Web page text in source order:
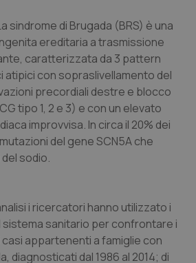
Giulia
coronaropatie
sindrome di Brugada (BRS) è una
ereditaria a trasmissione
caratterizzata da 3 pattern
con sopraslivellamento del
precordiali destre e blocco
tipo 1, 2 e 3) e con un elevato
improvvisa. In circa il 20% dei
del gene SCN5A che
sodio.
i ricercatori hanno utilizzato i
sanitario per confrontare i
appartenenti a famiglie con
diagnosticati dal 1986 al 2014; di